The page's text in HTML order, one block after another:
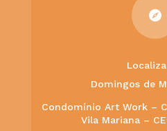

Domingos de
Condomínio Art Work –
Vila Mariana –